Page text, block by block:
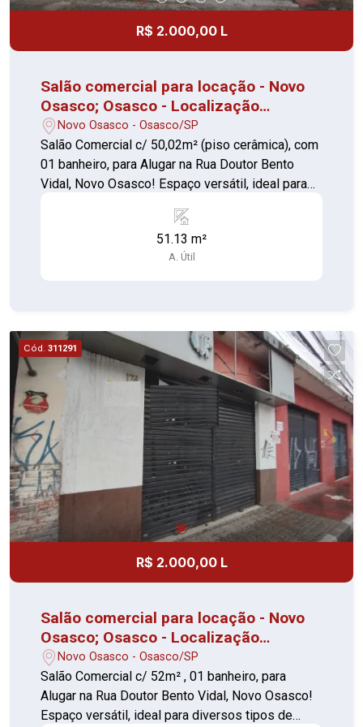
R$ 2.000,00 L
Salão comercial para locação - Novo
Osasco; Osasco - Localização
privilegiada
Novo Osasco - Osasco/SP
Salão Comercial c/ 50,02m² (piso cerâmica), com
01 banheiro, para Alugar na Rua Doutor Bento
Vidal, Novo Osasco! Espaço versátil, ideal para
fluxo de pessoas e fácil acesso. - Estrutura
pronta para uso, com ótimo potencial para
51.13 m²
A. Útil
Cód. 311291
R$ 2.000,00 L
Salão comercial para locação - Novo
Osasco; Osasco - Localização
privilegiada
Novo Osasco - Osasco/SP
Salão Comercial c/ 52m² , 01 banheiro, para
Alugar na Rua Doutor Bento Vidal, Novo Osasco!
Espaço versátil, ideal para diversos tipos de